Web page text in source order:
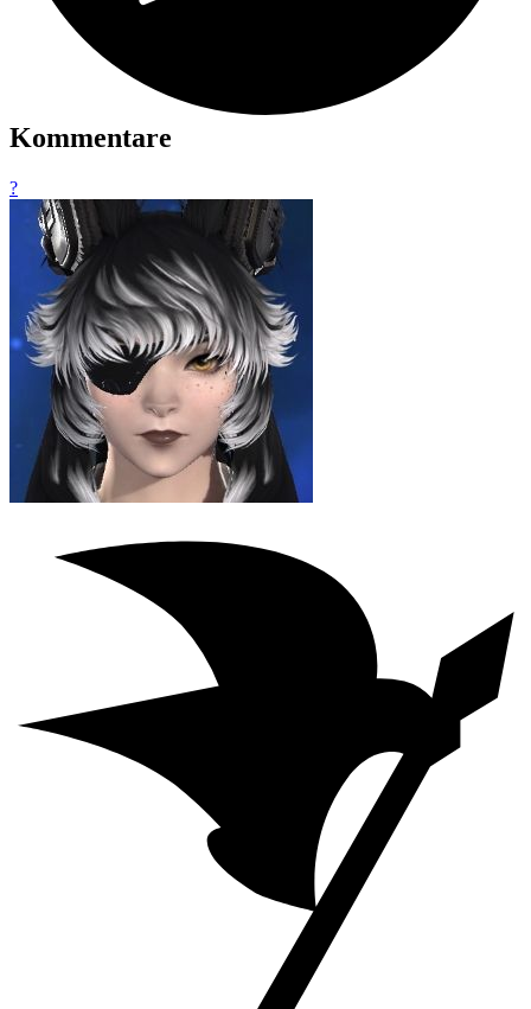
Kommentare
?